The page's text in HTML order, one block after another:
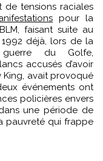
de tensions raciales
pour la
faisant suite au
déjà, lors de la
du Golfe,
accusés d’avoir
King, avait provoqué
événements ont
policières envers
une période de
pauvreté qui frappe